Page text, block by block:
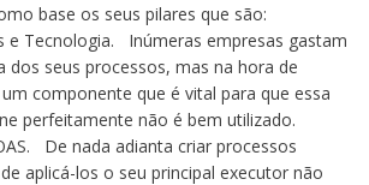
base os seus pilares que são:
e Tecnologia. Inúmeras empresas gastam
dos seus processos, mas na hora de
componente que é vital para que essa
perfeitamente não é bem utilizado.
De nada adianta criar processos
aplicá-los o seu principal executor não